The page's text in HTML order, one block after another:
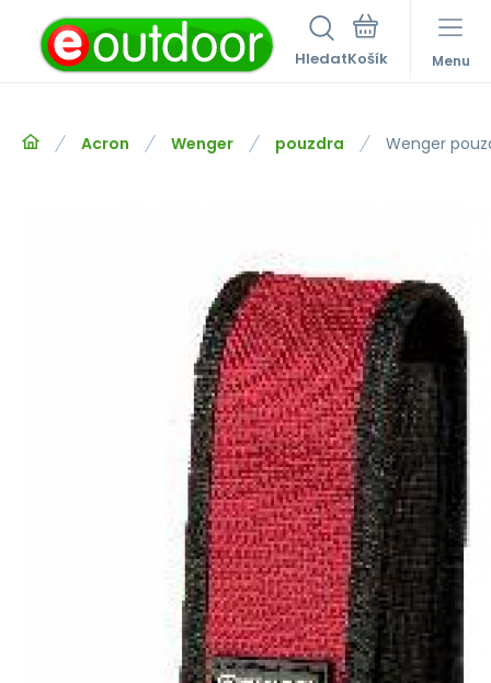
Hledat Menu
Acron Wenger pouzdra Wenger